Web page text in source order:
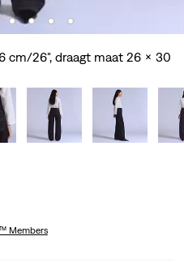
cm/26", draagt maat 26 x 30
Members